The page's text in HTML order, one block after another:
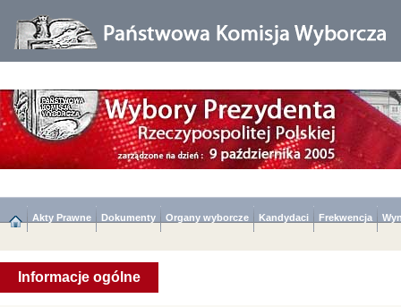
Akty Prawne Dokumenty Organy wyborcze Kandydaci Frekwencja
Informacje ogólne